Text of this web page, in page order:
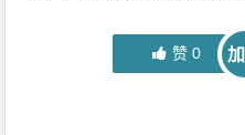
赞 0